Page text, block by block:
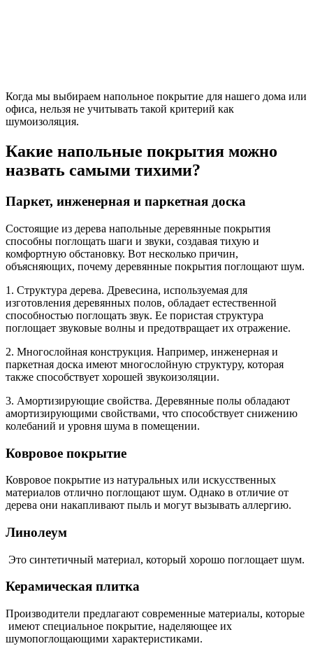
Когда мы выбираем напольное покрытие для нашего дома или
офиса, нельзя не учитывать такой критерий как
шумоизоляция.
Какие напольные покрытия можно
назвать самыми тихими?
Паркет, инженерная и паркетная доска
Состоящие из дерева напольные деревянные покрытия
способны поглощать шаги и звуки, создавая тихую и
комфортную обстановку. Вот несколько причин,
объясняющих, почему деревянные покрытия поглощают шум.
1. Структура дерева. Древесина, используемая для
изготовления деревянных полов, обладает естественной
способностью поглощать звук. Ее пористая структура
поглощает звуковые волны и предотвращает их отражение.
2. Многослойная конструкция. Например, инженерная и
паркетная доска имеют многослойную структуру, которая
также способствует хорошей звукоизоляции.
3. Амортизирующие свойства. Деревянные полы обладают
амортизирующими свойствами, что способствует снижению
колебаний и уровня шума в помещении.
Ковровое покрытие
Ковровое покрытие из натуральных или искусственных
материалов отлично поглощают шум. Однако в отличие от
дерева они накапливают пыль и могут вызывать аллергию.
Линолеум
Это синтетичный материал, который хорошо поглощает шум.
Керамическая плитка
Производители предлагают современные материалы, которые
имеют специальное покрытие, наделяющее их
шумопоглощающими характеристиками.